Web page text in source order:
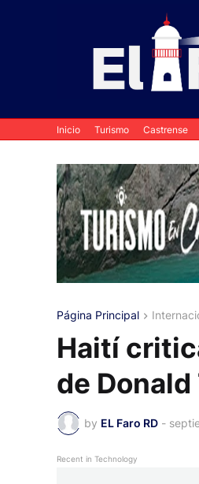
Inicio Turismo Castrense
Página Principal
Haití
de
by EL Faro RD -
Recent in Technology